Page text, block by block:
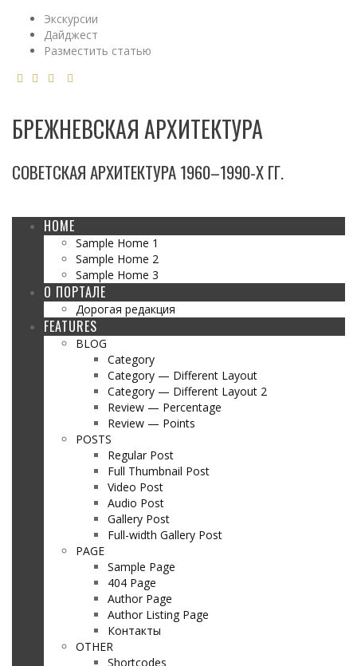
Экскурсии
Дайджест
Разместить статью
БРЕЖНЕВСКАЯ АРХИТЕКТУРА
СОВЕТСКАЯ АРХИТЕКТУРА 1960–1990-Х ГГ.
HOME
Sample Home 1
Sample Home 2
Sample Home 3
О ПОРТАЛЕ
Дорогая редакция
FEATURES
BLOG
Category
Category — Different Layout
Category — Different Layout 2
Review — Percentage
Review — Points
POSTS
Regular Post
Full Thumbnail Post
Video Post
Audio Post
Gallery Post
Full-width Gallery Post
PAGE
Sample Page
404 Page
Author Page
Author Listing Page
Контакты
OTHER
Shortcodes